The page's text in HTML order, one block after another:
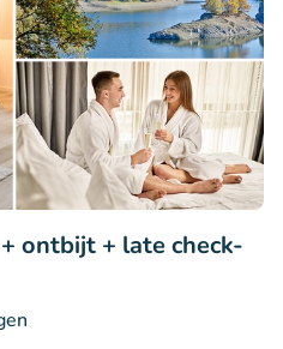
ontbijt + late check-